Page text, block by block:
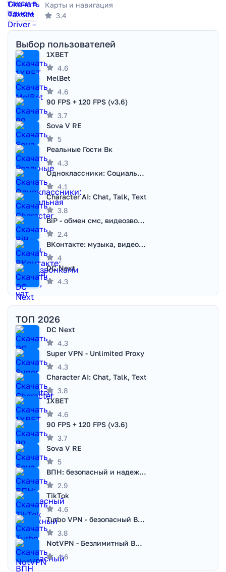
Карты и навигация
3.4
Выбор пользователей
1XBET
4.6
MelBet
4.6
90 FPS + 120 FPS (v3.6)
3.7
Sova V RE
5
Реальные Гости Вк
4.3
Одноклассники: Социальная сеть
4.1
Character AI: Chat, Talk, Text
3.8
BiP - обмен смс, видеозвонками
2.4
ВКонтакте: музыка, видео, чат
4
DC Next
4.3
ТОП 2026
DC Next
4.3
Super VPN - Unlimited Proxy
4.3
Character AI: Chat, Talk, Text
3.8
1XBET
4.6
90 FPS + 120 FPS (v3.6)
3.7
Sova V RE
5
ВПН: безопасный и надежный VPN
2.9
TikTok
4.6
Turbo VPN - безопасный ВПН
3.8
NotVPN - Безлимитный ВПН | VPN
4.6